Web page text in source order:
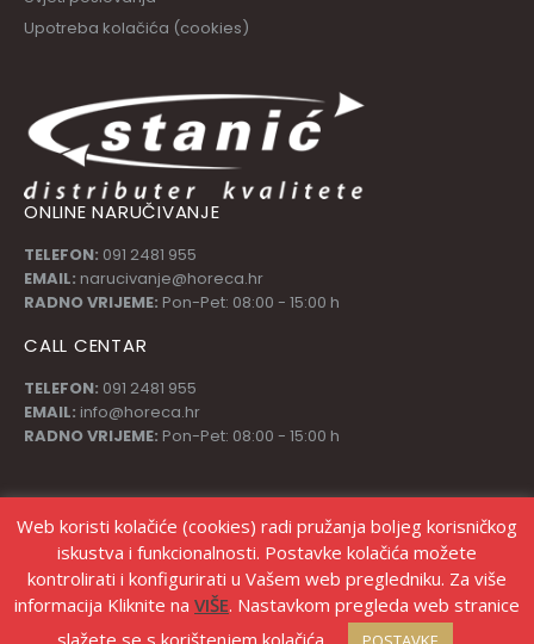
Upotreba kolačića (cookies)
ONLINE NARUČIVANJE
TELEFON: 091 2481 955
EMAIL: narucivanje@horeca.hr
RADNO VRIJEME: Pon-Pet: 08:00 - 15:00 h
CALL CENTAR
TELEFON: 091 2481 955
EMAIL: info@horeca.hr
RADNO VRIJEME: Pon-Pet: 08:00 - 15:00 h
Web koristi kolačiće (cookies) radi pružanja boljeg korisničkog
iskustva i funkcionalnosti. Postavke kolačića možete
kontrolirati i konfigurirati u Vašem web pregledniku. Za više
informacija Kliknite na VIŠE. Nastavkom pregleda web stranice
slažete se s korištenjem kolačića